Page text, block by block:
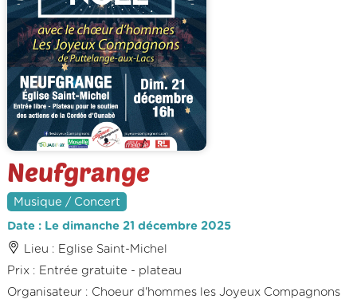
Neufgrange
Musique / Concert
Date : Le dimanche 21 décembre 2025
Lieu : Eglise Saint-Michel
Prix : Entrée gratuite - plateau
Organisateur : Choeur d'hommes les Joyeux Compagnons